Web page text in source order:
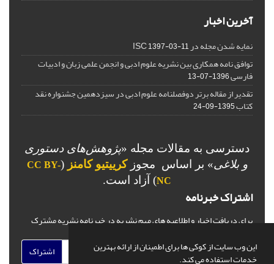
این وب سایت از کوکی ها برای اطمینان از ارائه بهترین
خدمات استفاده می کند.
آخرین اخبار
نمایه شدن مجله در ISC1397-03-11
توافق نامه همکاری بین نشریه علوم ادبی و انجمن علمی زبان و ادبیات
فارسی1396-07-13
تقدیر از مقاله برتر دوفصلنامه علوم ادبی در سیزدهمین جشنواره نقد
کتاب1395-09-24
دسترسی به مقالات مجله «پژوهش‌های دستوری
و بلاغی» بر اساس مجوزکرییتیو کامنز (
CC BY-
NC) آزاد است.
اشتراک خبرنامه
برای دریافت اخبار و اطلاعیه های مهم نشریه در خبرنامه نشریه مشترک
اشتراک